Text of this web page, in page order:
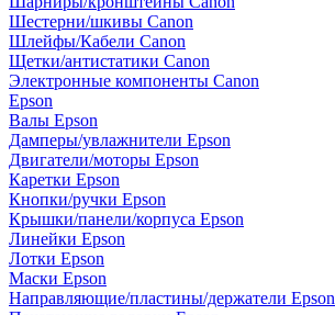
Шестерни/шкивы Canon
Шлейфы/Кабели Canon
Щетки/антистатики Canon
Электронные компоненты Canon
Epson
Валы Epson
Дамперы/увлажнители Epson
Двигатели/моторы Epson
Каретки Epson
Кнопки/ручки Epson
Крышки/панели/корпуса Epson
Линейки Epson
Лотки Epson
Маски Epson
Направляющие/пластины/держатели Epson